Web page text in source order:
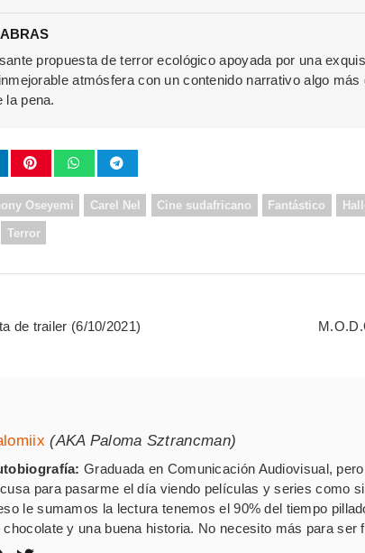
propuesta de terror ecológico apoyada por una
atmósfera con un contenido narrativo algo más
la pena.
Oseyemi Carel Nel Cine sudafricano Fantástico
Terror
de trailer (6/10/2021)
(AKA Paloma Sztrancman)
Graduada en Comunicación Audiovisual,
para pasarme el día viendo películas y series como
le sumamos la lectura tenemos el 90% del tiempo
chocolate y una buena historia. No necesito más para ser